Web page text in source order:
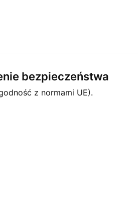
bezpieczeństwa
z normami UE).